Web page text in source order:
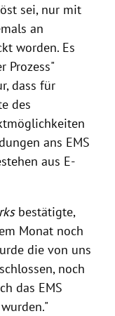
sei, nur mit
an
worden. Es
Prozess"
dass für
des
ans EMS
aus E-
bestätigte,
Monat noch
die von uns
noch
das EMS